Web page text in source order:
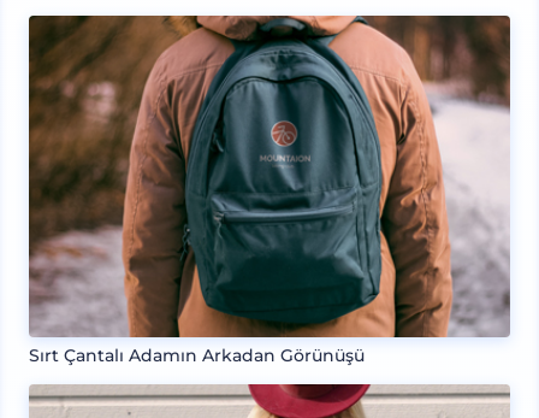
Sırt Çantalı Adamın Arkadan Görünüşü